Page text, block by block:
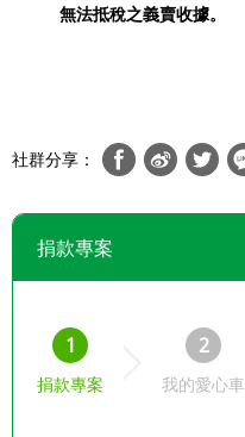
無法抵稅之義賣收據。
社群分享：
捐款專案
1
捐款專案
2
我的愛心車